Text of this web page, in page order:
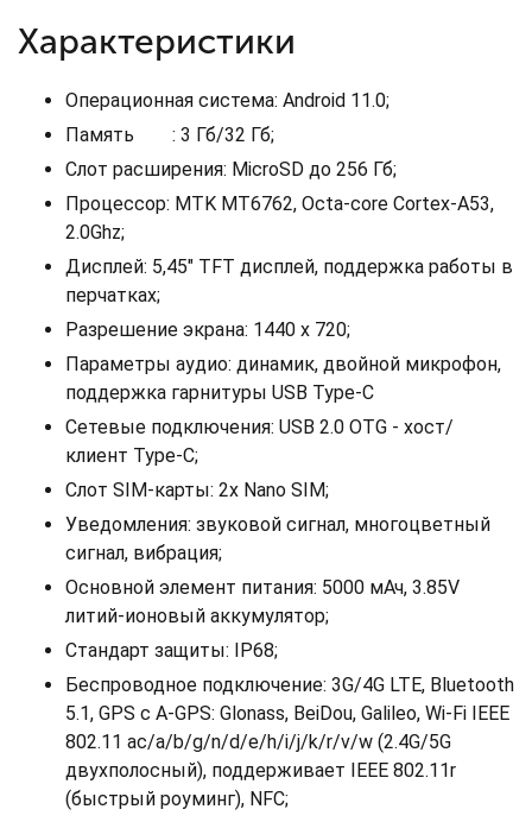
Характеристики
Операционная система: Android 11.0;
Память : 3 Гб/32 Гб;
Слот расширения: MicroSD до 256 Гб;
Процессор: MTK MT6762, Octa-core Cortex-A53,
2.0Ghz;
Дисплей: 5,45" TFT дисплей, поддержка работы в
перчатках;
Разрешение экрана: 1440 x 720;
Параметры аудио: динамик, двойной микрофон,
поддержка гарнитуры USB Type-C
Сетевые подключения: USB 2.0 OTG - хост/
клиент Type-C;
Слот SIM-карты: 2x Nano SIM;
Уведомления: звуковой сигнал, многоцветный
сигнал, вибрация;
Основной элемент питания: 5000 мАч, 3.85V
литий-ионовый аккумулятор;
Стандарт защиты: IP68;
Беспроводное подключение: 3G/4G LTE, Bluetooth
5.1, GPS c A-GPS: Glonass, BeiDou, Galileo, Wi-Fi IEEE
802.11 ac/a/b/g/n/d/e/h/i/j/k/r/v/w (2.4G/5G
двуxполосный), поддерживает IEEE 802.11r
(быстрый роуминг), NFC;